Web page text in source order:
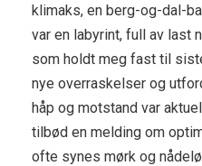
klimaks, en berg-og-dal-
var en labyrint, full av last
som holdt meg fast til
nye overraskelser og
håp og motstand var
tilbød en melding om
ofte synes mørk og